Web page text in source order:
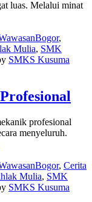
luas. Melalui minat
Bogor,
Mulia, SMK
SMKS Kusuma
profesional
menyeluruh.
Bogor, Cerita
Mulia, SMK
SMKS Kusuma